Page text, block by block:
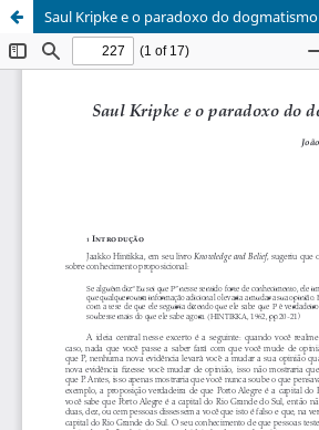
Saul Kripke e o paradoxo do dogmatismo